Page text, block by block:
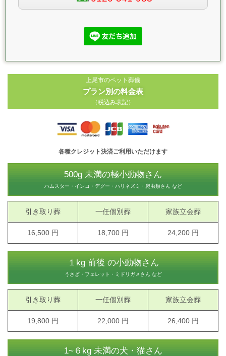
上尾市のペット葬儀
プラン別の料金表
（税込み表記）
各種クレジット決済ご利用いただけます
500g 未満の極小動物さん
ハムスター・インコ・デグー・ハリネズミ・爬虫類さん など
引き取り葬 一任個別葬 家族立会葬
16,500 円 18,700 円 24,200 円
１kg 前後 の小動物さん
うさぎ・フェレット・ミドリガメさん など
引き取り葬 一任個別葬 家族立会葬
19,800 円 22,000 円 26,400 円
1~６kg 未満の犬・猫さん